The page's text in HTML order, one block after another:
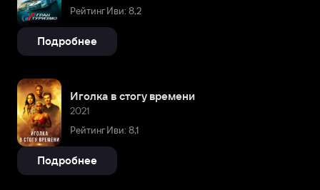
Рейтинг Иви: 8,2
Подробнее
Иголка в стогу времени
2021
Рейтинг Иви: 8,1
Подробнее